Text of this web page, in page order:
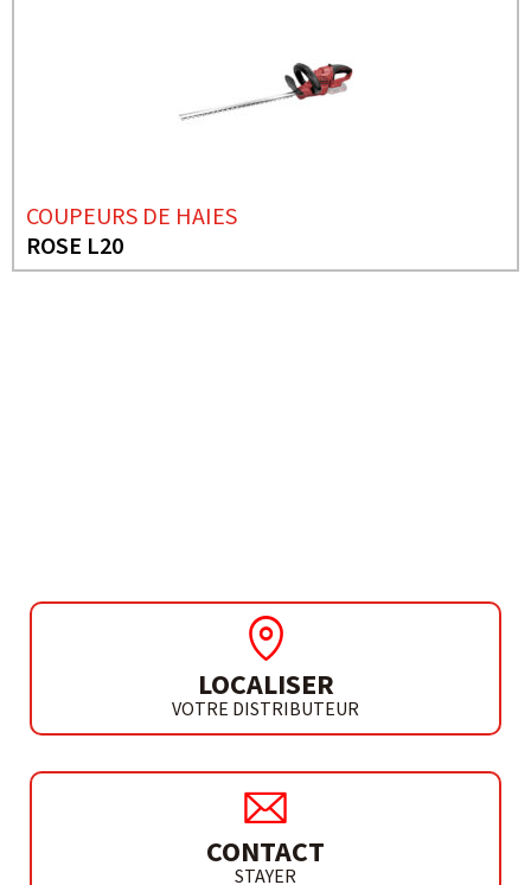
COUPEURS DE HAIES
ROSE L20
LOCALISER
VOTRE DISTRIBUTEUR
CONTACT
STAYER